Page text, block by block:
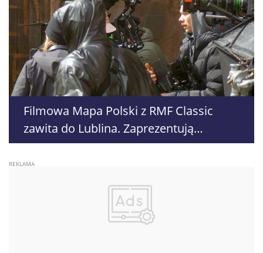
Filmowa Mapa Polski z RMF Classic
zawita do Lublina. Zaprezentują
filmowe oblicze miasta